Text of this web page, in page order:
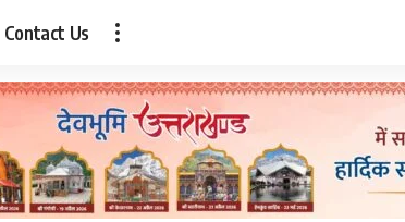
Contact Us